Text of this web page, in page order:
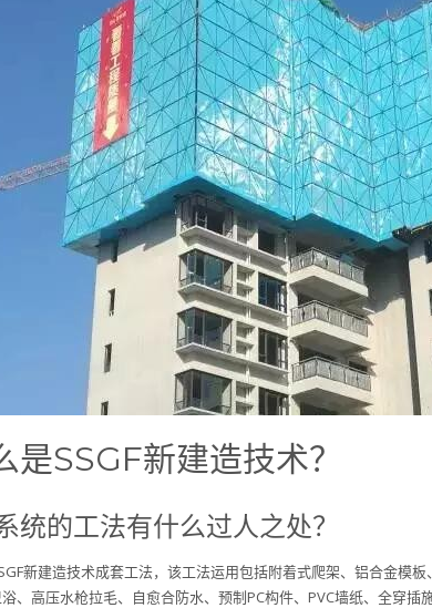
是SSGF新建造技术？
统的工法有什么过人之处？
新建造技术成套工法，该工法运用包括附着式爬架、铝合金模
、高压水枪拉毛、自愈合防水、预制PC构件、PVC墙纸、全穿插